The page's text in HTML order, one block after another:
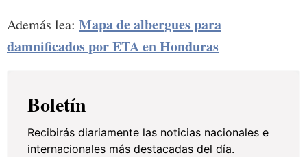
Además lea: Mapa de albergues para
damnificados por ETA en Honduras
Boletín
Recibirás diariamente las noticias nacionales e
internacionales más destacadas del día.